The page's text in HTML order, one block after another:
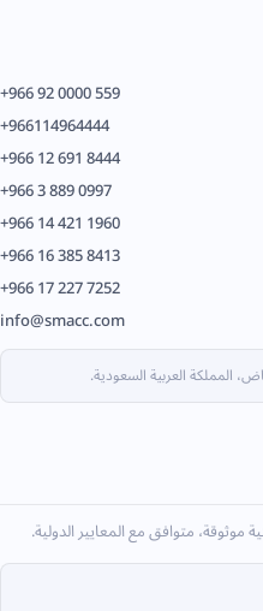
+966 92 0000 559
+966114964444
+966 12 691 8444
+966 3 889 0997
+966 14 421 1960
+966 16 385 8413
+966 17 227 7252
info@smacc.com
متوافق مع المعايير الدولية.